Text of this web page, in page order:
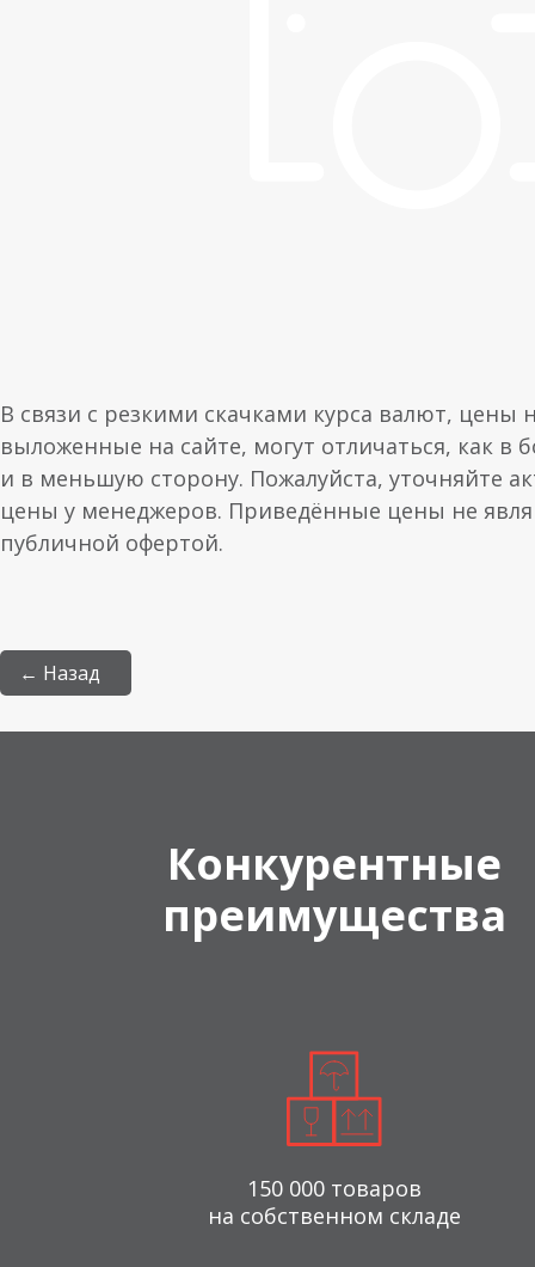
В связи с резкими скачками курса валют, цены
выложенные на сайте, могут отличаться, как в
и в меньшую сторону. Пожалуйста, уточняйте
цены у менеджеров. Приведённые цены не
публичной офертой.
← Назад
Конкурентные
преимущества
150 000 товаров
на собственном складе